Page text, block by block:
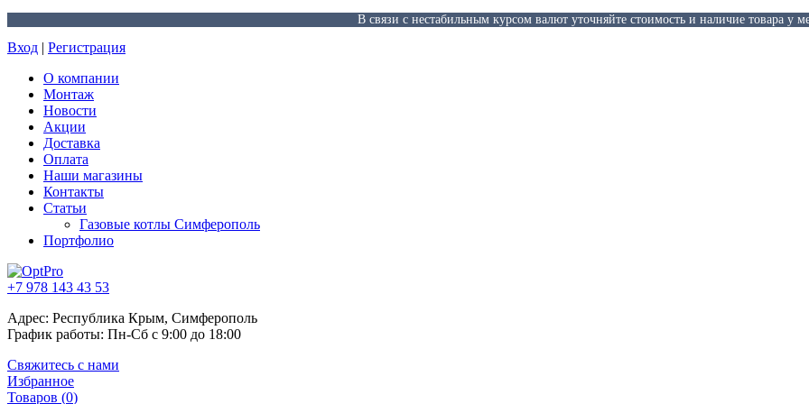
В связи с нестабильным курсом валют уточняйте стоимость и наличие товара у
Вход | Регистрация
О компании
Монтаж
Новости
Акции
Доставка
Оплата
Наши магазины
Контакты
Статьи
Газовые котлы Симферополь
Портфолио
+7 978 143 43 53
Адрес: Республика Крым, Симферополь
График работы: Пн-Сб с 9:00 до 18:00
Свяжитесь с нами
Избранное
Товаров (0)